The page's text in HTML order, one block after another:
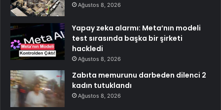
Ağustos 8, 2026
Yapay zeka alarmı: Meta’nın modeli
test sırasında başka bir şirketi
hackledi
Ağustos 8, 2026
Zabıta memurunu darbeden dilenci 2
kadın tutuklandı
Ağustos 8, 2026